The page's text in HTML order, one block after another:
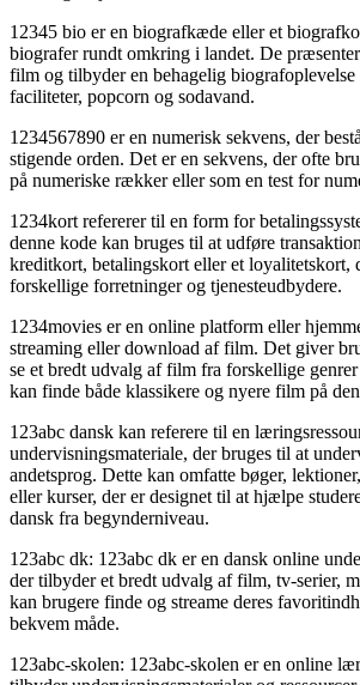
12345 bio er en biografkæde eller et
biografer rundt omkring i landet. De
film og tilbyder en behagelig biografoplevelse
faciliteter, popcorn og sodavand.
1234567890 er en numerisk sekvens, der
stigende orden. Det er en sekvens, der ofte
på numeriske rækker eller som en test for
1234kort refererer til en form for
denne kode kan bruges til at udføre
kreditkort, betalingskort eller et loyalitetskort,
forskellige forretninger og tjenesteudbydere.
1234movies er en online platform eller
streaming eller download af film. Det giver
se et bredt udvalg af film fra forskellige
kan finde både klassikere og nyere film på
123abc dansk kan referere til en
undervisningsmateriale, der bruges til at
andetsprog. Dette kan omfatte bøger,
eller kurser, der er designet til at hjælpe
dansk fra begynderniveau.
123abc dk: 123abc dk er en dansk online
der tilbyder et bredt udvalg af film, tv-serier,
kan brugere finde og streame deres
bekvem måde.
123abc-skolen: 123abc-skolen er en online